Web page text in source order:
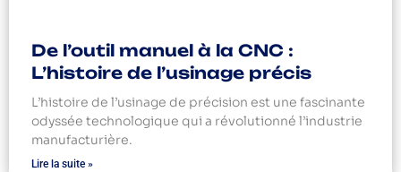
De l’outil manuel à la CNC :
L’histoire de l’usinage précis
L’histoire de l’usinage de précision est une fascinante
odyssée technologique qui a révolutionné l’industrie
manufacturière.
Lire la suite »